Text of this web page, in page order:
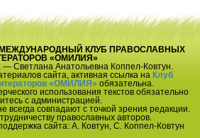
МЕЖДУНАРОДНЫЙ КЛУБ ПРАВОСЛАВНЫХ
«ОМИЛИЯ»
— Светлана Анатольевна Коппел-Ковтун.
сайта, активная ссылка на Клуб
«ОМИЛИЯ» обязательна.
использования текстов обязательно
с администрацией.
совпадают с точкой зрения редакции.
православных авторов.
сайта: А. Ковтун, С. Коппел-Ковтун